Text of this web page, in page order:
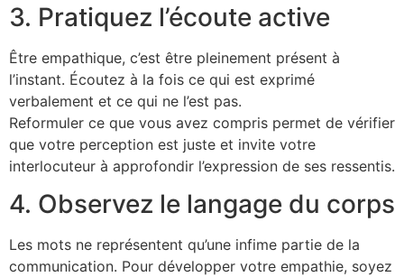
3. Pratiquez l’écoute active
Être empathique, c’est être pleinement présent à
l’instant. Écoutez à la fois ce qui est exprimé
verbalement et ce qui ne l’est pas.
Reformuler ce que vous avez compris permet de vérifier
que votre perception est juste et invite votre
interlocuteur à approfondir l’expression de ses ressentis.
4. Observez le langage du corps
Les mots ne représentent qu’une infime partie de la
communication. Pour développer votre empathie, soyez